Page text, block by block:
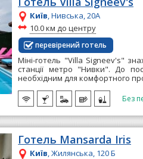
Київ, Нивська, 20A
~
10.0 км до центру
перевірений готель
Міні-готель "Villa Signeev's"
станції метро "Нивки". До
необхідним для комфортного
Без
Готель Mansarda Iris
Київ, Жилянська, 120 Б